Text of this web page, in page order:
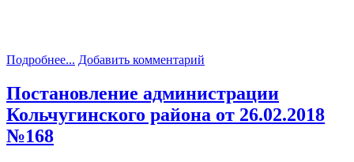
Подробнее... Добавить комментарий
Постановление администрации
Кольчугинского района от 26.02.2018
№168